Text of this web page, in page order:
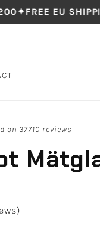
✦FREE EU
on 37710 reviews